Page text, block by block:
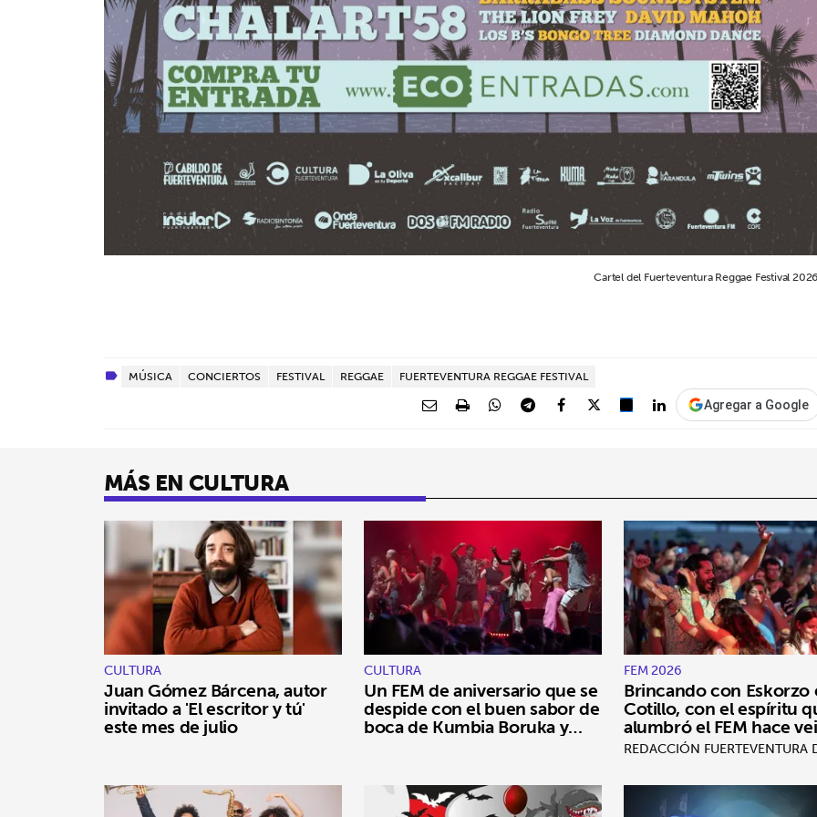
Cartel del Fuerteventura Reggae Festival
MÚSICA CONCIERTOS FESTIVAL REGGAE FUERTEVENTURA REGGAE FESTIVAL
Agregar a Google
MÁS EN CULTURA
CULTURA
Juan Gómez Bárcena, autor
invitado a 'El escritor y tú'
este mes de julio
CULTURA
Un FEM de aniversario que se
despide con el buen sabor de
boca de Kumbia Boruka y
FEM 2026
Brincando con Eskorzo
Cotillo, con el espíritu
alumbró el FEM hace
ediciones
REDACCIÓN FUERTEVENTURA